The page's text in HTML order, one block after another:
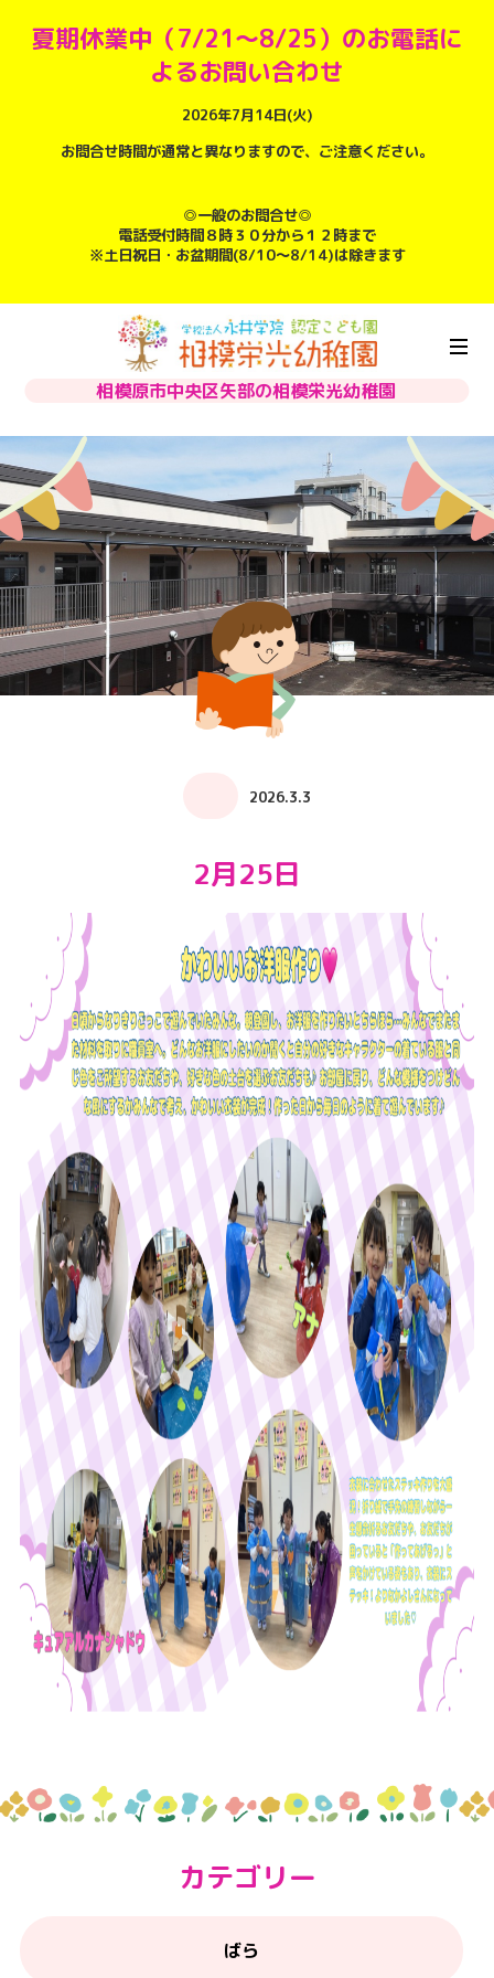
夏期休業中（7/21～8/25）のお電話に
よるお問い合わせ
2026年7月14日(火)
お問合せ時間が通常と異なりますので、ご注意ください。
◎一般のお問合せ◎
電話受付時間８時３０分から１２時まで
※土日祝日・お盆期間(8/10～8/14)は除きます
相模原市中央区矢部の相模栄光幼稚園
2026.3.3
2月25日
カテゴリー
ばら